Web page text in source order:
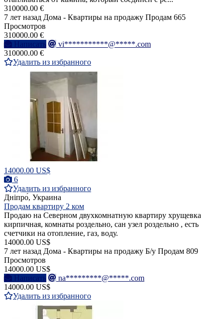
310000.00 €
7 лет назад Дома - Квартиры на продажу Продам 665
Просмотров
310000.00 €
Написать
vi***********@*****.com
310000.00 €
Удалить из избранного
14000.00 US$
6
Удалить из избранного
Дніпро́, Украина
Продам квартиру 2 ком
Продаю на Северном двухкомнатную квартиру хрущевка
кирпичная, комнаты роздельно, сан узел роздельно , есть
счетчики на отопление, газ, воду.
14000.00 US$
7 лет назад Дома - Квартиры на продажу Б/у Продам 809
Просмотров
14000.00 US$
Написать
na*********@*****.com
14000.00 US$
Удалить из избранного